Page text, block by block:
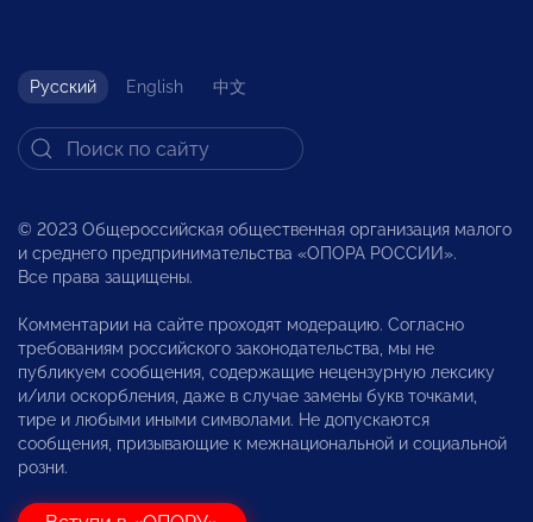
Русский English 中文
© 2023 Общероссийская общественная организация малого
и среднего предпринимательства «ОПОРА РОССИИ».
Все права защищены.
Комментарии на сайте проходят модерацию. Согласно
требованиям российского законодательства, мы не
публикуем сообщения, содержащие нецензурную лексику
и/или оскорбления, даже в случае замены букв точками,
тире и любыми иными символами. Не допускаются
сообщения, призывающие к межнациональной и социальной
розни.